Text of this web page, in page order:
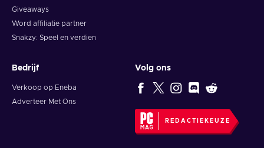
Giveaways
Word affiliatie partner
Snakzy: Speel en verdien
Bedrijf
Verkoop op Eneba
Adverteer Met Ons
Volg ons
REDACTIEKEUZE